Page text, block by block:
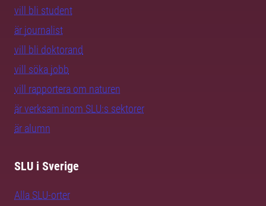
vill bli student
är journalist
vill bli doktorand
vill söka jobb
vill rapportera om naturen
är verksam inom SLU:s sektorer
är alumn
SLU i Sverige
Alla SLU-orter